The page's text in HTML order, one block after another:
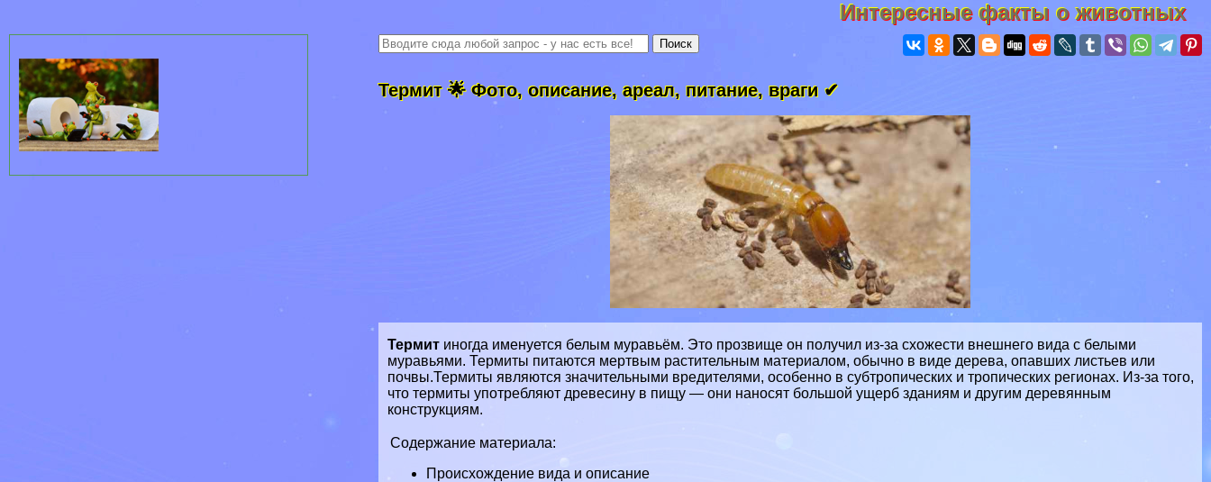
Интересные факты о животных
Термит 🌟 Фото, описание, ареал, питание, враги ✔
Термит иногда именуется белым муравьём. Это прозвище он получил из-за схожести внешнего вида с белыми
муравьями. Термиты питаются мертвым растительным материалом, обычно в виде дерева, опавших листьев или
почвы.Термиты являются значительными вредителями, особенно в субтропических и тропических регионах. Из-за того,
что термиты употрeбляют древесину в пищу — они наносят большой ущерб зданиям и другим деревянным
конструкциям.
Содержание материала:
Происхождение вида и описание